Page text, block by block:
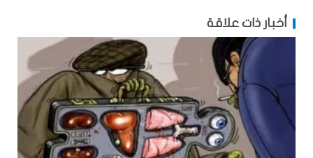
أخبار ذات علاقة